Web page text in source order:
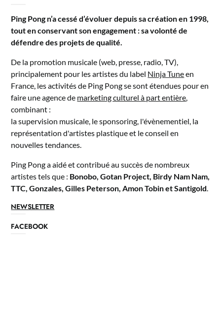
Ping Pong n’a cessé d’évoluer depuis sa création en 1998,
tout en conservant son engagement : sa volonté de
défendre des projets de qualité.
De la promotion musicale (web, presse, radio, TV),
principalement pour les artistes du label Ninja Tuneen
France, les activités de Ping Pong se sont étendues pour en
faire une agence de marketing culturel à part entière
combinant :
la supervision musicale, le sponsoring, l'évènementiel, la
représentation d'artistes plastique et le conseil en
nouvelles tendances.
Ping Pong a aidé et contribué au succès de nombreux
artistes tels que : Bonobo, Gotan Project, Birdy Nam Nam,
TTC, Gonzales, Gilles Peterson, Amon Tobin et Santigold
NEWSLETTER
FACEBOOK